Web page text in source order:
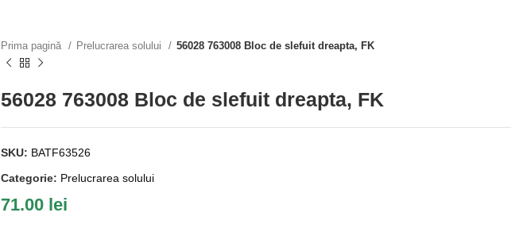
Prima pagină Prelucrarea solului 56028 763008 Bloc de slefuit dreapta, FK
56028 763008 Bloc de slefuit dreapta, FK
SKU: BATF63526
Categorie: Prelucrarea solului
71.00 lei